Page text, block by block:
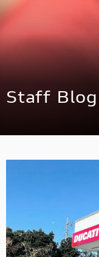
スタッフブログ
お問合せ
Staff Blog